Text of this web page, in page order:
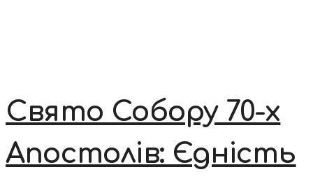
Свято Собору 70-х
Апостолів: Єдність